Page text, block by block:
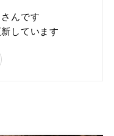
んです
しています